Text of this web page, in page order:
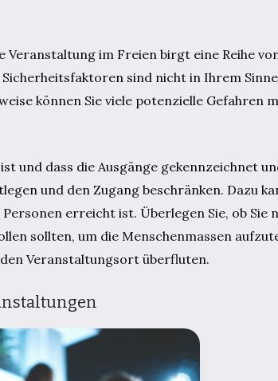
im Freien birgt eine Reihe
sind nicht in Ihrem
können Sie viele potenzielle Gefahren
und dass die Ausgänge gekennzeichnet
und den Zugang beschränken. Dazu
erreicht ist. Überlegen Sie, ob Sie
sollten, um die Menschenmassen
Veranstaltungsort überfluten.